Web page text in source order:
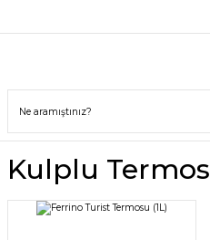
Kulplu Termos